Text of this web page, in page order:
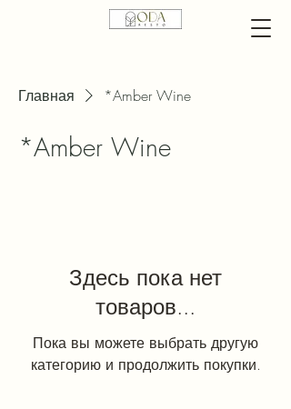
Главная *Amber Wine
*Amber Wine
Здесь пока нет
товаров...
Пока вы можете выбрать другую
категорию и продолжить покупки.